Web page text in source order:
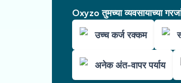
Oxyzo तुमच्या व्यवसायाच्या
उच्च कर्ज रक्कम
अनेक अंत-वापर पर्याय